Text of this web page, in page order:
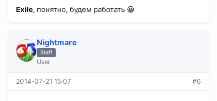
Exile, понятно, будем работать 😀
Nightmare
Staff
User
2014-07-21 15:07 #6